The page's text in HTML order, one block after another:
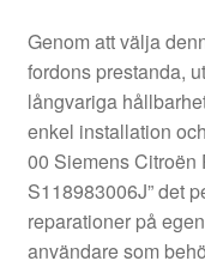
Transport
Vagn
Villkor
Genom att välja
fordons prestanda,
långvariga
enkel installation
00 Siemens Citroën
S118983006J” det
reparationer på
användare som